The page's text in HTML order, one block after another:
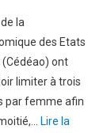
la
des Etats
(Cédéao) ont
limiter à trois
par femme afin
Lire la